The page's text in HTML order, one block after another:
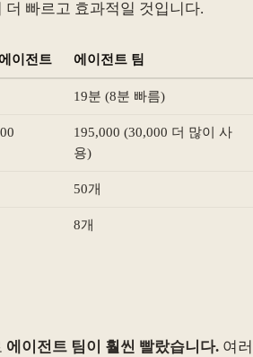
더 빠르고 효과적일 것입니다.
이전트 에이전트 팀
19분 (8분 빠름)
195,000 (30,000 더 많이 사
용)
50개
8개
에이전트 팀이 훨씬 빨랐습니다. 여러